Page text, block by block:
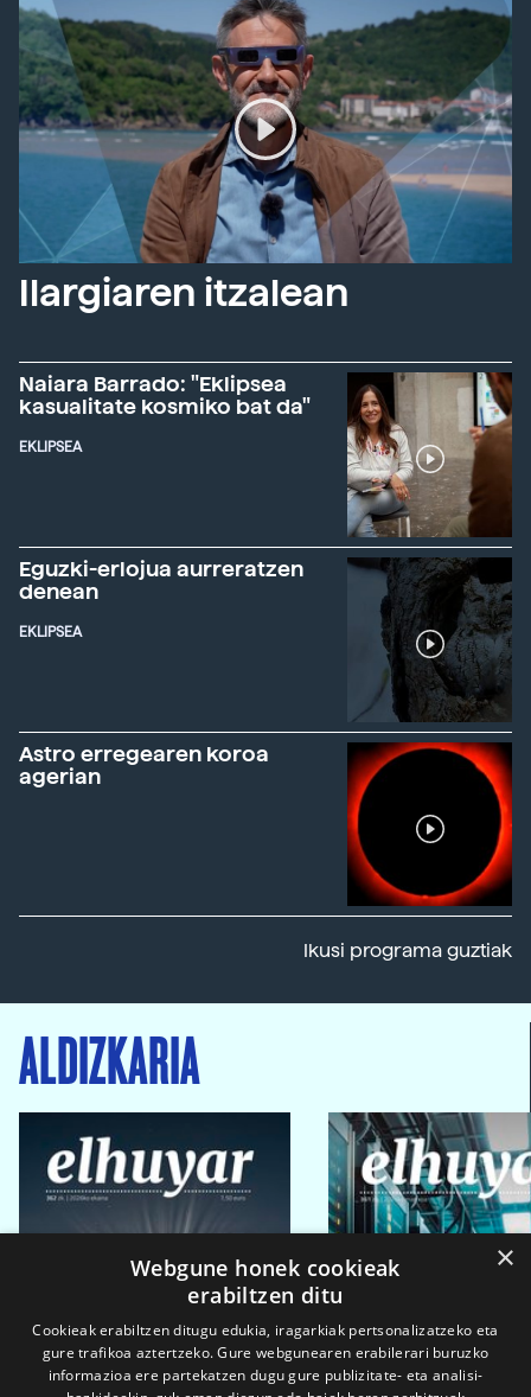
Ilargiaren itzalean
Naiara Barrado: "Eklipsea
kasualitate kosmiko bat da"
EKLIPSEA
Eguzki-erlojua aurreratzen
denean
EKLIPSEA
Astro erregearen koroa
agerian
Ikusi programa guztiak
ALDIZKARIA
×
Webgune honek cookieak
erabiltzen ditu
Cookieak erabiltzen ditugu edukia, iragarkiak pertsonalizatzeko eta
gure trafikoa aztertzeko. Gure webgunearen erabilerari buruzko
informazioa ere partekatzen dugu gure publizitate- eta analisi-